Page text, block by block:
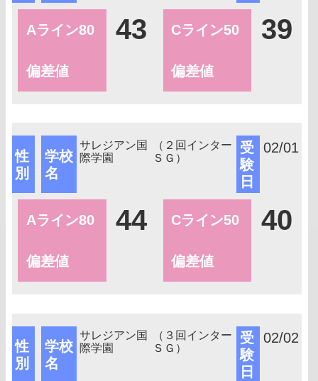
Aライン80
偏差値
43 Cライン50
偏差値
39
性
別
学校
名
サレジアン国
際学園
（２回インター
ＳＧ）
受
験
日
02/01
Aライン80
偏差値
44 Cライン50
偏差値
40
性
別
学校
名
サレジアン国
際学園
（３回インター
ＳＧ）
受
験
日
02/02